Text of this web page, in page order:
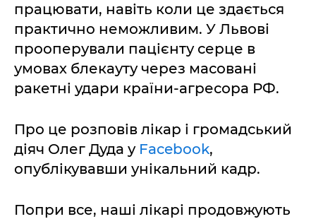
працювати, навіть коли це здається
практично неможливим. У Львові
прооперували пацієнту серце в
умовах блекауту через масовані
ракетні удари країни-агресора РФ.
Про це розповів лікар і громадський
діяч Олег Дуда у Facebook,
опублікувавши унікальний кадр.
Попри все, наші лікарі продовжують